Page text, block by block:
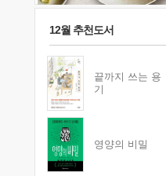
12월 추천도서
끝까지 쓰는 용
기
영양의 비밀